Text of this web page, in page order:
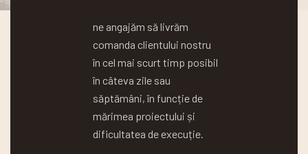
ne angajăm să livrăm
comanda clientului nostru
în cel mai scurt timp posibil
în câteva zile sau
săptămâni, în funcție de
mărimea proiectului și
dificultatea de execuție.